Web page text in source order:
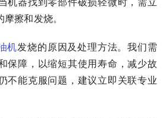
机器找到零部件破损轻微时，需立
擦和发烧。
机发烧的原因及处理方法。我们需
保障，以缩短其使用寿命，减少故
不能克服问题，建议立即关联专业